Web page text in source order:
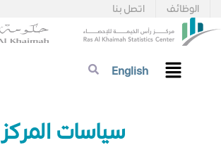
اتصل بنا الوظائف
English
​سياسات المركز